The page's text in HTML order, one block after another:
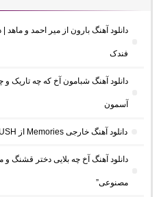
دانلود آهنگ بارون از میر احمد و ماهد
فندک
دانلود آهنگ شبامون آخ که چه
آسمون
دانلود آهنگ خارجی Memories از DUORUSH “هوش مصنوعی ترند اینستا”
دانلود آهنگ آخ چه بلایی دختر
مصنوعی”